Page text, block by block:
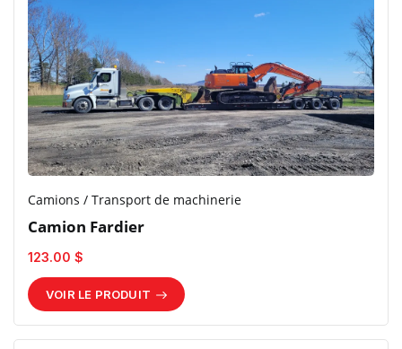
Camions / Transport de machinerie
Camion Fardier
123.00 $
VOIR LE PRODUIT